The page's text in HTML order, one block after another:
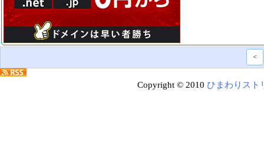
<
Copyright © 2010 ひまわりスト